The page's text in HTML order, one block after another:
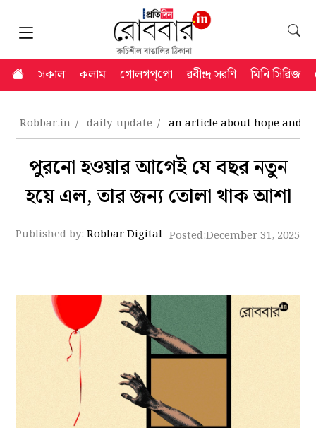
সকাল কলাম গোলগপ্‌পো রবীন্দ্র সরণি মিনি সিরিজ
Robbar.in daily-update an article about hope and
পুরনো হওয়ার আগেই যে বছর নতুন
হয়ে এল, তার জন্য তোলা থাক আশা
Published by:Robbar Digital Posted:December 31, 2025